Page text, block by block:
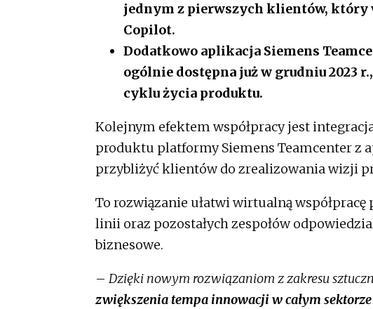
jednym z pierwszych klientów, który
Copilot.
Dodatkowo aplikacja Siemens
ogólnie dostępna już w grudniu 2023
cyklu życia produktu.
Kolejnym efektem współpracy jest
produktu platformy Siemens Teamcenter z
przybliżyć klientów do zrealizowania wizji
To rozwiązanie ułatwi wirtualną
linii oraz pozostałych zespołów
biznesowe.
– Dzięki nowym rozwiązaniom z zakresu
zwiększenia tempa innowacji w całym